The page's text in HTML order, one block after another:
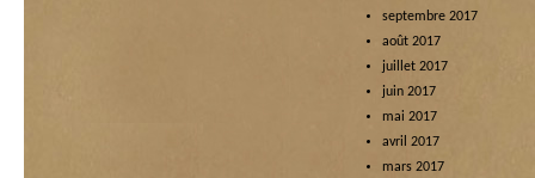
septembre 2017
août 2017
juillet 2017
juin 2017
mai 2017
avril 2017
mars 2017